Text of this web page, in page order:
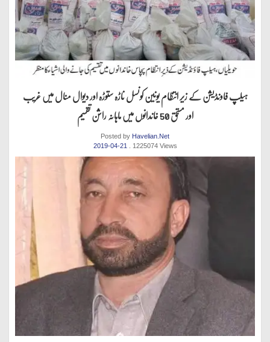
ہیلپ فاونڈیشن کے زیر انتظام یونین کونسل ناڑہ ستوڑہ اور دیوال منال میں غریب
اور مستحق 50 خاندانوں میں ماہانہ راشن تقسیم
Posted by Havelian.Net
2019-04-21
. 1225074 Views